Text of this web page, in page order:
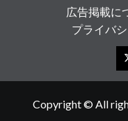
広告掲載に
プライバ
Copyright © All